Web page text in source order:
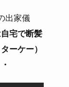
出家儀
宅で断髪
ーケー）